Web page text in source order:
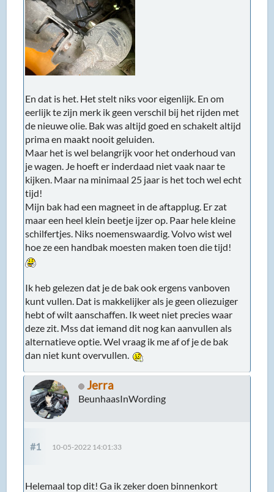
En dat is het. Het stelt niks voor eigenlijk. En om
eerlijk te zijn merk ik geen verschil bij het rijden met
de nieuwe olie. Bak was altijd goed en schakelt altijd
prima en maakt nooit geluiden.
Maar het is wel belangrijk voor het onderhoud van
je wagen. Je hoeft er inderdaad niet vaak naar te
kijken. Maar na minimaal 25 jaar is het toch wel echt
tijd!
Mijn bak had een magneet in de aftapplug. Er zat
maar een heel klein beetje ijzer op. Paar hele kleine
schilfertjes. Niks noemenswaardig. Volvo wist wel
hoe ze een handbak moesten maken toen die tijd!
Ik heb gelezen dat je de bak ook ergens vanboven
kunt vullen. Dat is makkelijker als je geen oliezuiger
hebt of wilt aanschaffen. Ik weet niet precies waar
deze zit. Mss dat iemand dit nog kan aanvullen als
alternatieve optie. Wel vraag ik me af of je de bak
dan niet kunt overvullen.
Jerra
BeunhaasInWording
#1 10-05-2022 14:01:33
Helemaal top dit! Ga ik zeker doen binnenkort